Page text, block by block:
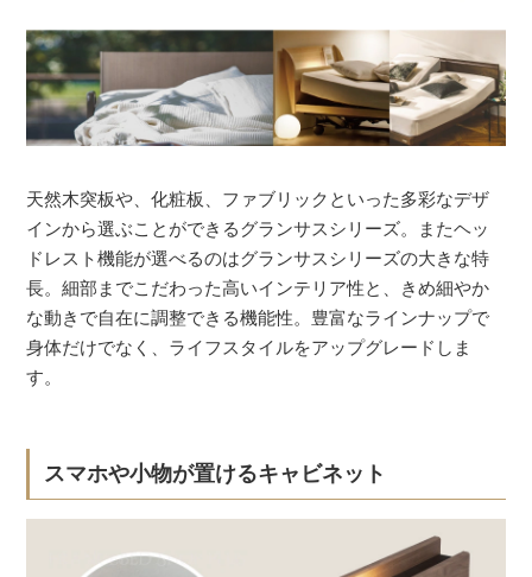
天然木突板や、化粧板、ファブリックといった多彩なデザ
インから選ぶことができるグランサスシリーズ。またヘッ
ドレスト機能が選べるのはグランサスシリーズの大きな特
長。細部までこだわった高いインテリア性と、きめ細やか
な動きで自在に調整できる機能性。豊富なラインナップで
身体だけでなく、ライフスタイルをアップグレードしま
す。
スマホや小物が置けるキャビネット